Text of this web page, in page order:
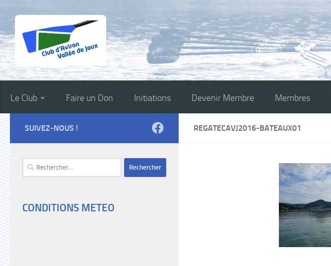
Skip to content
Le Club Faire un Don Initiations Devenir Membre Membres
REGATECAVJ2016-BATEAUX01
SUIVEZ-NOUS !
Rechercher :
CONDITIONS METEO